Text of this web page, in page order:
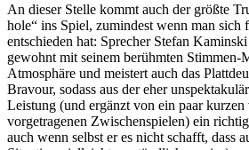
An dieser Stelle kommt auch der größte
hole“ ins Spiel, zumindest wenn man sich
entschieden hat: Sprecher Stefan
gewohnt mit seinem berühmten
Atmosphäre und meistert auch das
Bravour, sodass aus der eher
Leistung (und ergänzt von ein paar
vorgetragenen Zwischenspielen) ein
auch wenn selbst er es nicht schafft, dass